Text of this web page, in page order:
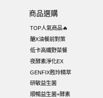
商品選購
TOP人氣商品🔥
醣X油餐前對策
低卡高纖野菜餐
夜酵素淨化EX
GENFIX甦玲精萃
研敏益生菌
順暢益生菌+酵素